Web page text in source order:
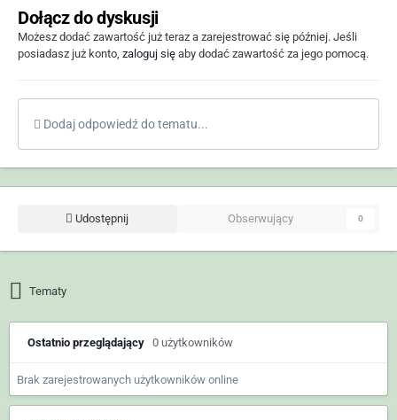
Dołącz do dyskusji
Możesz dodać zawartość już teraz a zarejestrować się później. Jeśli
posiadasz już konto, zaloguj się aby dodać zawartość za jego pomocą.
Dodaj odpowiedź do tematu...
Udostępnij Obserwujący 0
Tematy
Ostatnio przeglądający 0 użytkowników
Brak zarejestrowanych użytkowników online